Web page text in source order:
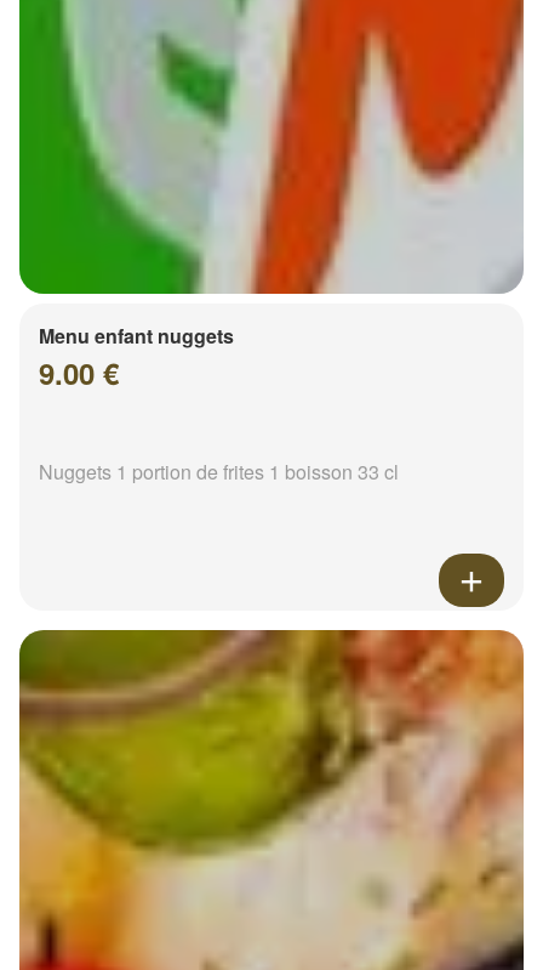
Menu enfant nuggets
9.00 €
Nuggets 1 portion de frites 1 boisson 33 cl